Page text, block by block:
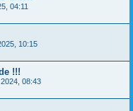
04:11
10:15
!!!
08:43